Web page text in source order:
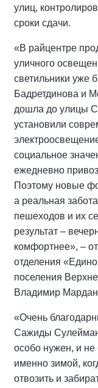
улиц,
сроки сдачи.
«В райцентре
уличного
светильники уже
Бадретдинова и
дошла до улицы
установили
социальное
ежедневно
Поэтому новые
а реальная
пешеходов и их
результат –
комфортнее», –
отделения
поселения
Владимир
«Очень
Сажиды
особо нужен, и не
именно зимой,
отвозить и